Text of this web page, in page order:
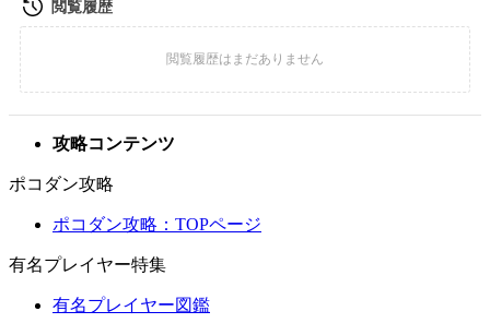
攻略コンテンツ
ポコダン攻略
ポコダン攻略：TOPページ
有名プレイヤー特集
有名プレイヤー図鑑